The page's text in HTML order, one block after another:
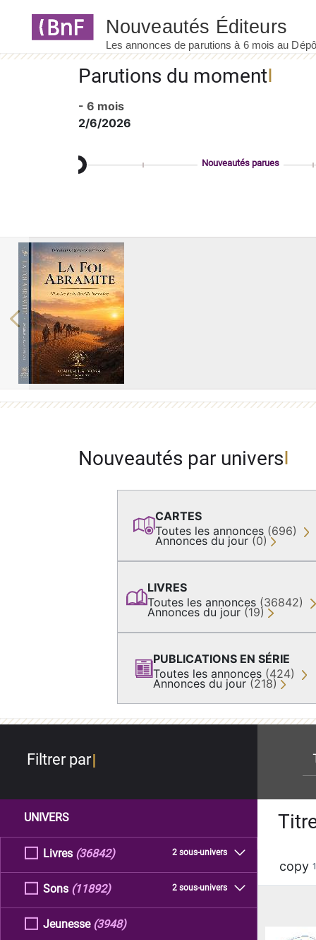
Parutions du moment
- 6 mois
2/6/2026
Nouveautés parues
Previous
Nouveautés par univers
CARTES
Toutes les annonces (696)
Annonces du jour (0)
LIVRES
Toutes les annonces (36842)
Annonces du jour (19)
PUBLICATIONS EN SÉRIE
Toutes les annonces (424)
Annonces du jour (218)
Filtrer par
UNIVERS
Livres 2 sous-univers
(36842)
Sons 2 sous-univers
(11892)
Jeunesse (3948)
copy